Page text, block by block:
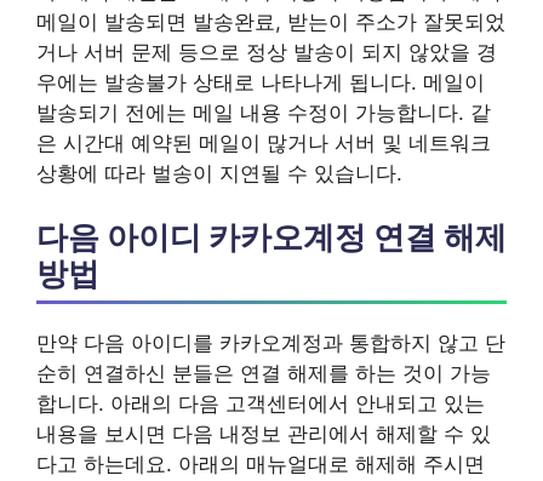
메일이 발송되면 발송완료, 받는이 주소가 잘못되었
거나 서버 문제 등으로 정상 발송이 되지 않았을 경
우에는 발송불가 상태로 나타나게 됩니다. 메일이
발송되기 전에는 메일 내용 수정이 가능합니다. 같
은 시간대 예약된 메일이 많거나 서버 및 네트워크
상황에 따라 벌송이 지연될 수 있습니다.
다음 아이디 카카오계정 연결 해제
방법
만약 다음 아이디를 카카오계정과 통합하지 않고 단
순히 연결하신 분들은 연결 해제를 하는 것이 가능
합니다. 아래의 다음 고객센터에서 안내되고 있는
내용을 보시면 다음 내정보 관리에서 해제할 수 있
다고 하는데요. 아래의 매뉴얼대로 해제해 주시면